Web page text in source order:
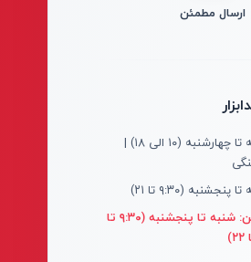
ارسال مطمئن
شنبه تا چهارشنبه (۱۰ الی ۱۸) |
پنجشنبه (۹:۳۰ تا ۲۱)
شنبه تا پنجشنبه (۹:۳۰ تا